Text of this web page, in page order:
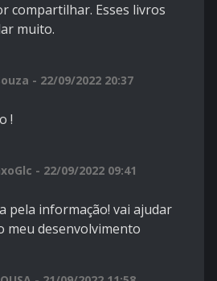
compartilhar. Esses livros
muito.
- 22/09/2022 20:37
!
- 22/09/2022 09:41
pela informação! vai ajudar
meu desenvolvimento